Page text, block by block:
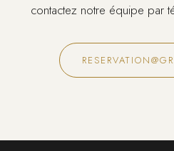
contactez notre équipe par